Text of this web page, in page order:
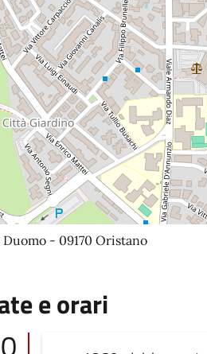
Duomo - 09170 Oristano
e orari